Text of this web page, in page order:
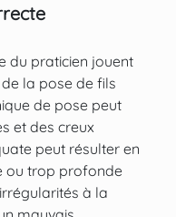
du praticien jouent
la pose de fils
de pose peut
et des creux
peut résulter en
ou trop profonde
à la